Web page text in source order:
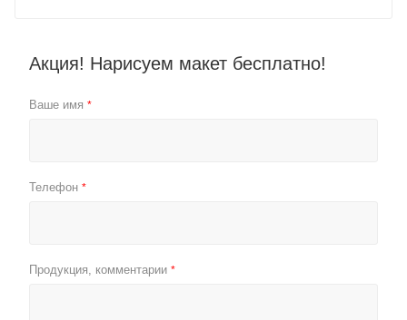
Акция! Нарисуем макет бесплатно!
Ваше имя *
Телефон *
Продукция, комментарии *